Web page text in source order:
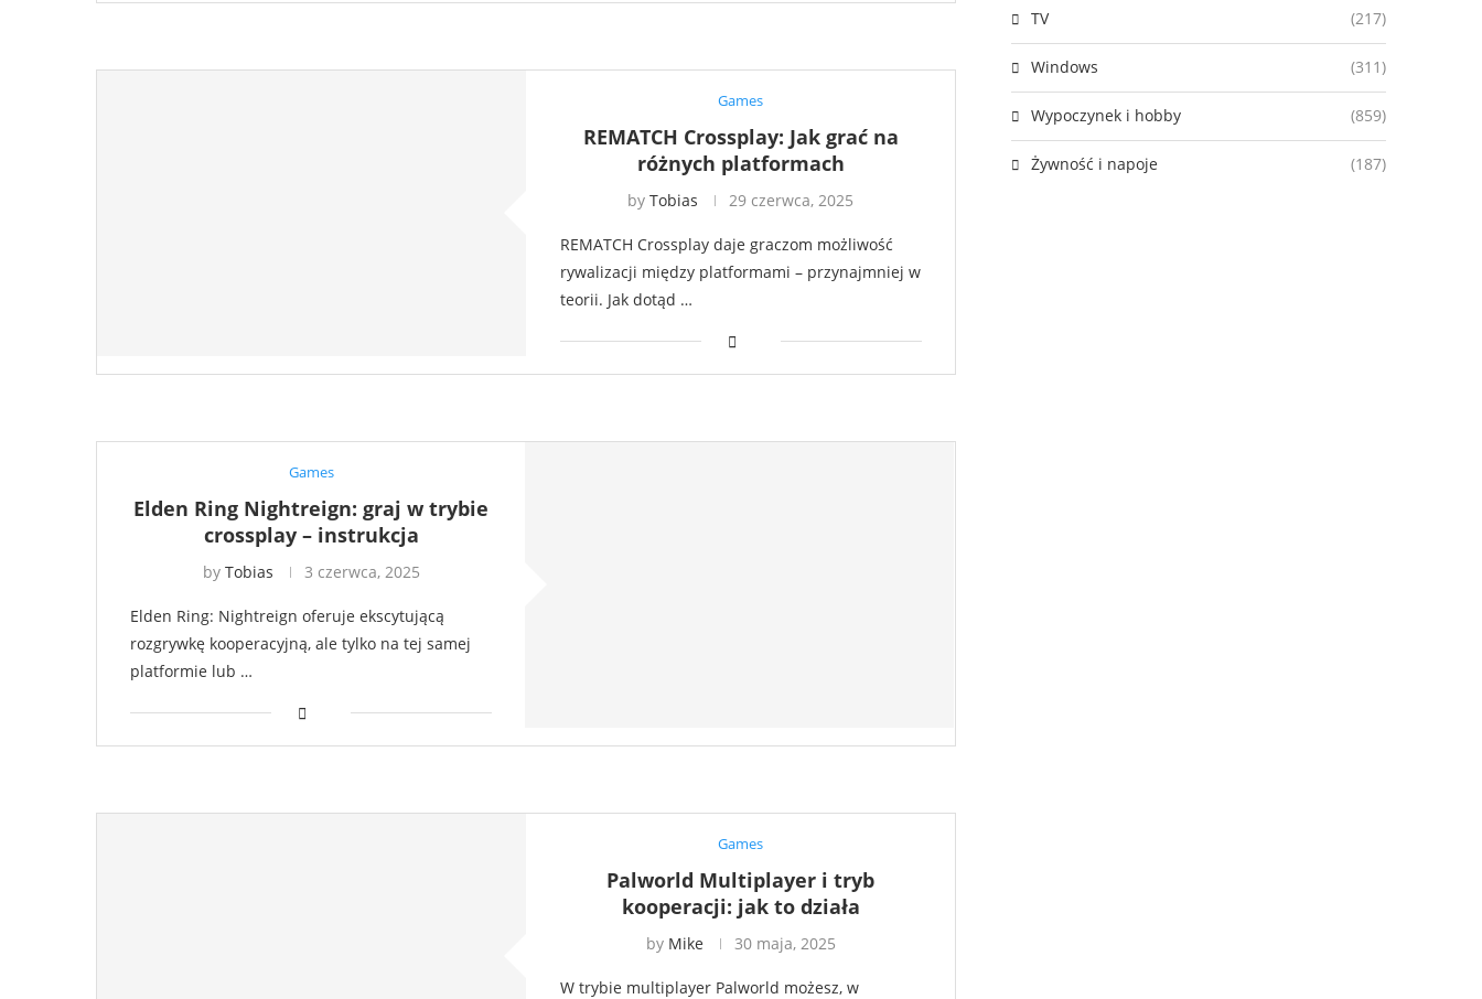
Games
REMATCH Crossplay: Jak grać na
różnych platformach
byTobias 29 czerwca, 2025
REMATCH Crossplay daje graczom możliwość
rywalizacji między platformami – przynajmniej w
teorii. Jak dotąd …
Games
Elden Ring Nightreign: graj w trybie
crossplay – instrukcja
by Tobias 3 czerwca, 2025
Elden Ring: Nightreign oferuje ekscytującą
rozgrywkę kooperacyjną, ale tylko na tej samej
platformie lub …
Games
Palworld Multiplayer i tryb
kooperacji: jak to działa
by Mike 30 maja, 2025
W trybie multiplayer Palworld możesz, w
TV (217)
Windows (311)
Wypoczynek i hobby (859)
Żywność i napoje (187)